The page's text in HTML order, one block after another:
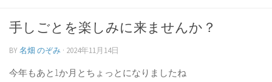
教室
病気予防
癌(ガン)
手しごとを楽しみに来ませんか？
BY名畑 のぞみ · 2024年11月14日
今年もあと1か月とちょっとになりましたね